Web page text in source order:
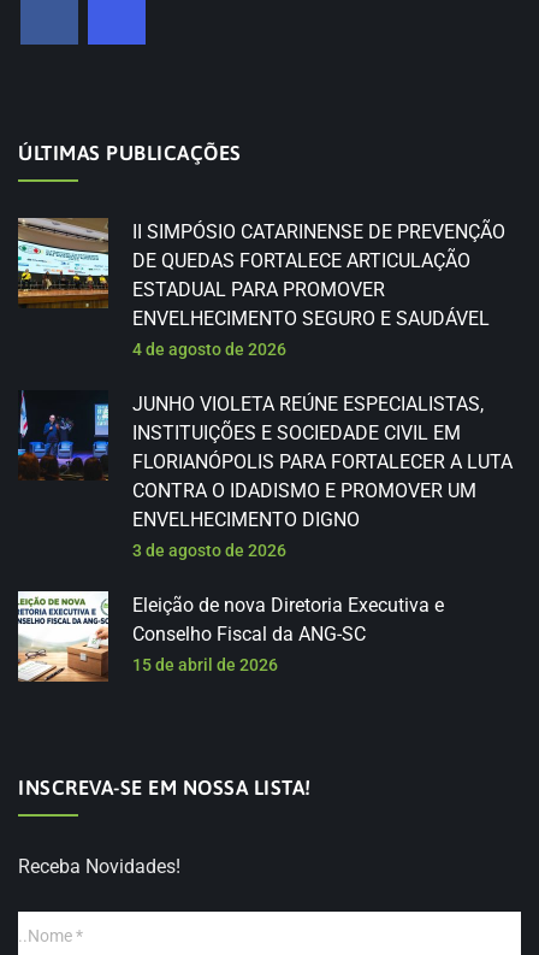
ÚLTIMAS PUBLICAÇÕES
II SIMPÓSIO CATARINENSE DE PREVENÇÃO
DE QUEDAS FORTALECE ARTICULAÇÃO
ESTADUAL PARA PROMOVER
ENVELHECIMENTO SEGURO E SAUDÁVEL
4 de agosto de 2026
JUNHO VIOLETA REÚNE ESPECIALISTAS,
INSTITUIÇÕES E SOCIEDADE CIVIL EM
FLORIANÓPOLIS PARA FORTALECER A LUTA
CONTRA O IDADISMO E PROMOVER UM
ENVELHECIMENTO DIGNO
3 de agosto de 2026
Eleição de nova Diretoria Executiva e
Conselho Fiscal da ANG-SC
15 de abril de 2026
INSCREVA-SE EM NOSSA LISTA!
Receba Novidades!